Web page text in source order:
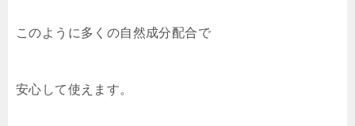
このように多くの自然成分配合で
安心して使えます。